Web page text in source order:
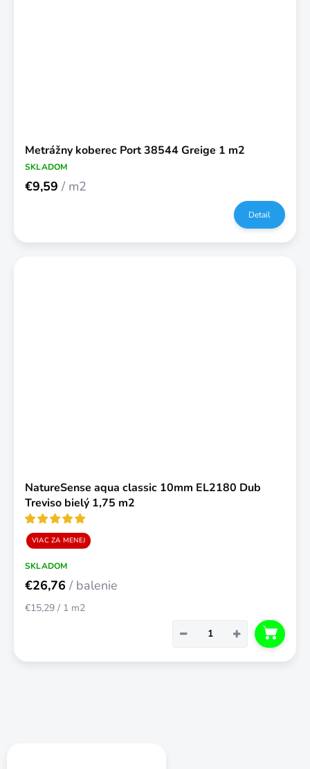
Metrážny koberec Port 38544 Greige 1 m2
SKLADOM
€9,59 / m2
Detail
NatureSense aqua classic 10mm EL2180 Dub
Treviso bielý 1,75 m2
VIAC ZA MENEJ
SKLADOM
€26,76 / balenie
Jednotková
€15,29 / 1 m2
+
−